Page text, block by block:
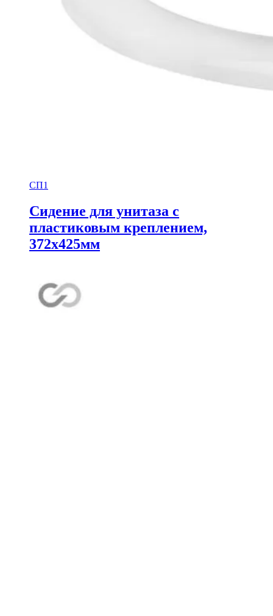
СП1
Сидение для унитаза с
пластиковым креплением,
372х425мм